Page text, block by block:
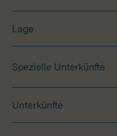
Lage
Spezielle Unterkünfte
Unterkünfte